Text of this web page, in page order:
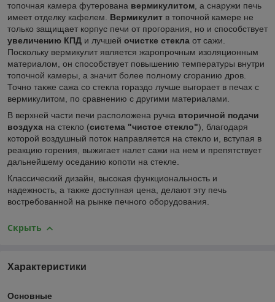
топочная камера футерована вермикулитом, а снаружи печь
имеет отделку кафелем. Вермикулит в топочной камере не
только защищает корпус печи от прогорания, но и способствует
увеличению КПД и лучшей очистке стекла от сажи.
Поскольку вермикулит является жаропрочным изоляционным
материалом, он способствует повышению температуры внутри
топочной камеры, а значит более полному сгоранию дров.
Точно также сажа со стекла гораздо лучше выгорает в печах с
вермикулитом, по сравнению с другими материалами.
В верхней части печи расположена ручка вторичной подачи
воздуха на стекло (система "чистое стекло"), благодаря
которой воздушный поток направляется на стекло и, вступая в
реакцию горения, выжигает налет сажи на нем и препятствует
дальнейшему оседанию копоти на стекле.
Классический дизайн, высокая функциональность и
надежность, а также доступная цена, делают эту печь
востребованной на рынке печного оборудования.
Скрыть
Характеристики
Основные